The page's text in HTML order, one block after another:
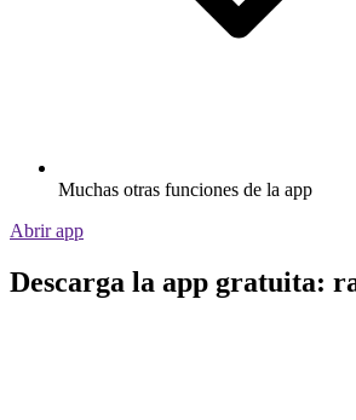
Muchas otras funciones de la app
Abrir app
Descarga la app gratuita: